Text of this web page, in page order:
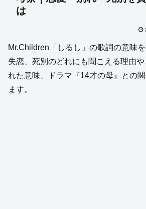
は
Mr.Children「しるし」の歌詞の意味を
失恋、死別のどれにも聞こえる理由
れた意味、ドラマ『14才の母』との
ます。